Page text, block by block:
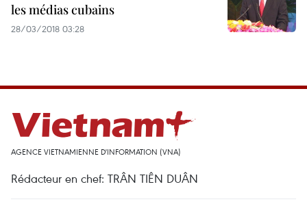
les médias cubains
28/03/2018 03:28
AGENCE VIETNAMIENNE D'INFORMATION (VNA)
Rédacteur en chef: TRÂN TIÊN DUÂN